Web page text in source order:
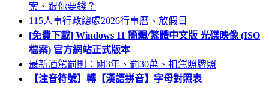
案、跟你要錢？
115人事行政總處2026行事曆、放假日
[免費下載] Windows 11 簡體/繁體中文版 光碟映像 (ISO
檔案) 官方網站正式版本
最新酒駕罰則：關3年、罰30萬、扣駕照牌照
【注音符號】轉【漢語拼音】字母對照表